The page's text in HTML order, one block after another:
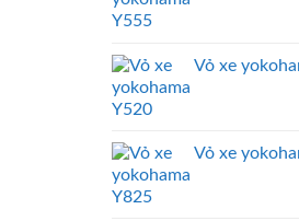
Vỏ xe
Vỏ xe